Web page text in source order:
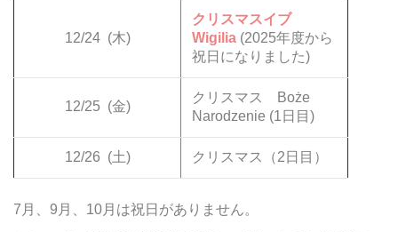
12/24 (木)
クリスマスイブ
Wigilia (2025年度から
祝日になりました)
12/25 (金)
クリスマス Boże
Narodzenie (1日目)
12/26 (土) クリスマス（2日目）
7月、9月、10月は祝日がありません。